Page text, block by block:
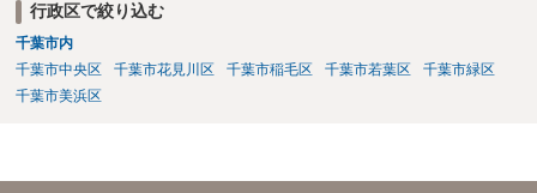
行政区で絞り込む
千葉市内
千葉市中央区
千葉市花見川区 千葉市稲毛区 千葉市若葉区
千葉市緑区
千葉市美浜区